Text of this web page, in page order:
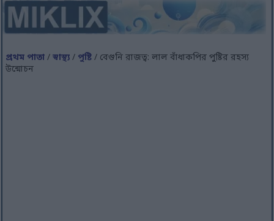
প্রথম পাতা /স্বাস্থ্য / পুষ্টি / বেগুনি রাজত্ব: লাল বাঁধাকপির পুষ্টির রহস্য
উন্মোচন